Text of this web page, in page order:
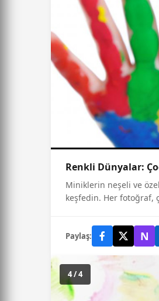
Renkli Dünyalar:
Miniklerin neşeli ve
keşfedin. Her fotoğraf,
Paylaş: N
4 / 4